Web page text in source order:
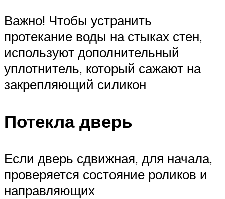
Важно! Чтобы устранить
протекание воды на стыках стен,
используют дополнительный
уплотнитель, который сажают на
закрепляющий силикон
Потекла дверь
Если дверь сдвижная, для начала,
проверяется состояние роликов и
направляющих